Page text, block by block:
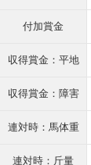
付加賞金
収得賞金：平地
収得賞金：障害
連対時：馬体重
連対時：斤量